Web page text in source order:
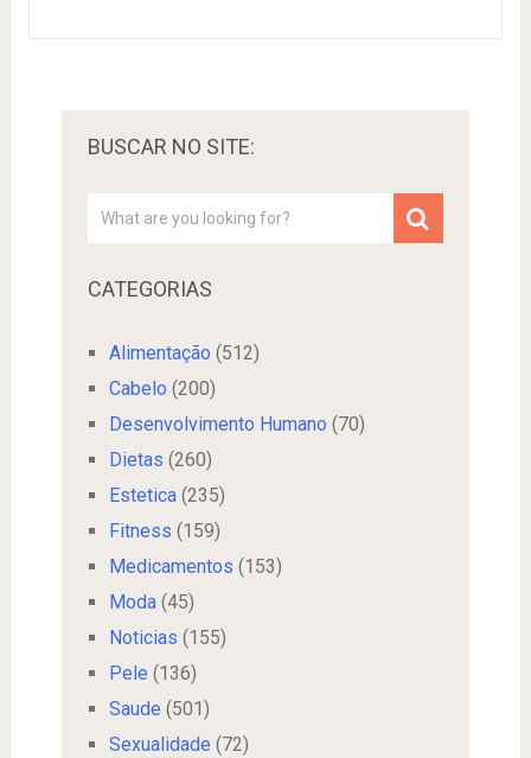
BUSCAR NO SITE:
CATEGORIAS
Alimentação (512)
Cabelo (200)
Desenvolvimento Humano (70)
Dietas (260)
Estetica(235)
Fitness (159)
Medicamentos (153)
Moda(45)
Noticias (155)
Pele (136)
Saude (501)
Sexualidade (72)